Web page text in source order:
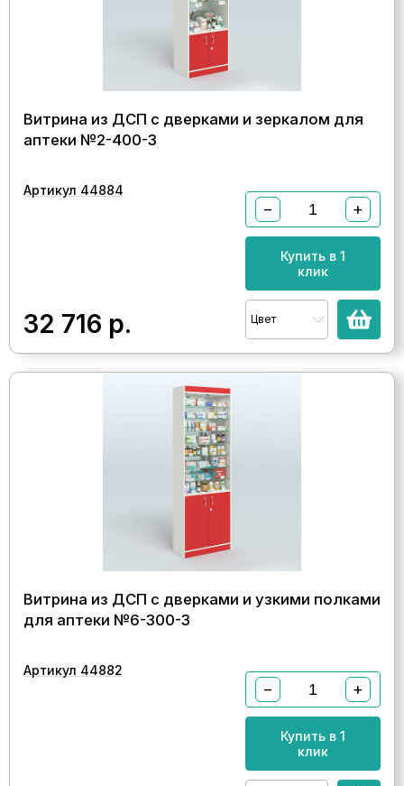
Витрина из ДСП с дверками и зеркалом для
аптеки №2-400-3
Артикул 44884
32 716 р.
− +
Купить в 1
клик
Цвет
Витрина из ДСП с дверками и узкими полками
для аптеки №6-300-3
Артикул 44882
− +
Купить в 1
клик